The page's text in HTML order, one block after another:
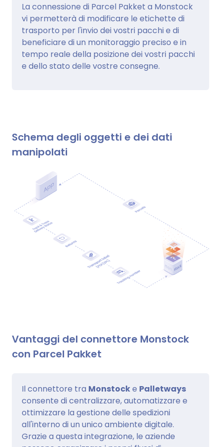
La connessione di Parcel Pakket a Monstock
vi permetterà di modificare le etichette di
trasporto per l'invio dei vostri pacchi e di
beneficiare di un monitoraggio preciso e in
tempo reale della posizione dei vostri pacchi
e dello stato delle vostre consegne.
Schema degli oggetti e dei dati
manipolati
Vantaggi del connettore Monstock
con Parcel Pakket
Il connettore tra Monstocke Palletways
consente di centralizzare, automatizzare e
ottimizzare la gestione delle spedizioni
all'interno di un unico ambiente digitale.
Grazie a questa integrazione, le aziende